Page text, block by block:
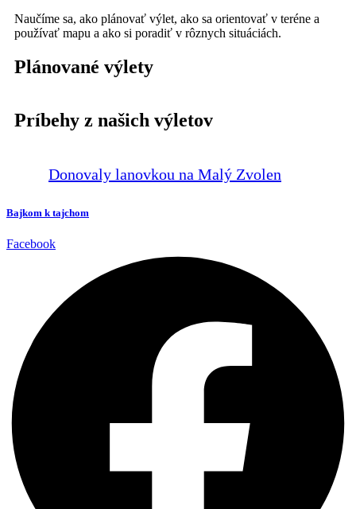
Naučíme sa, ako plánovať výlet, ako sa orientovať v teréne a
používať mapu a ako si poradiť v rôznych situáciách.
Plánované výlety
Príbehy z našich výletov
Donovaly lanovkou na Malý Zvolen
Bajkom k tajchom
Facebook